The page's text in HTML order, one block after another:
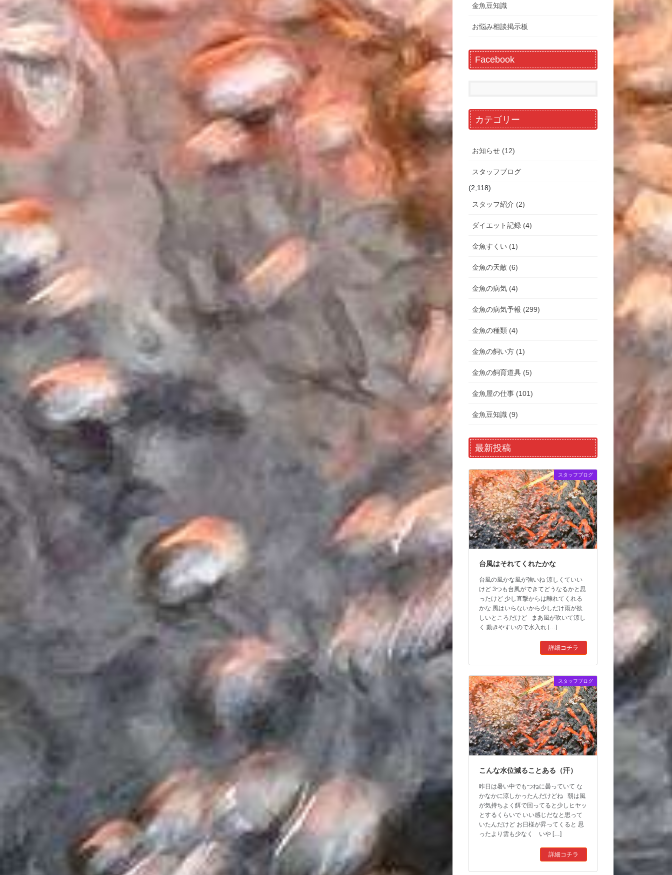
金魚豆知識
お悩み相談掲示板
Facebook
カテゴリー
お知らせ (12)
スタッフブログ
(2,118)
スタッフ紹介 (2)
ダイエット記録 (4)
金魚すくい (1)
金魚の天敵 (6)
金魚の病気 (4)
金魚の病気予報 (299)
金魚の種類 (4)
金魚の飼い方 (1)
金魚の飼育道具 (5)
金魚屋の仕事 (101)
金魚豆知識 (9)
最新投稿
スタッフブログ
台風はそれてくれたかな
台風の風かな風が強いね 涼しくていい
けど 3つも台風ができてどうなるかと思
ったけど 少し直撃からは離れてくれる
かな 風はいらないから少しだけ雨が欲
しいところだけど まあ風が吹いて涼し
く 動きやすいので水入れ […]
詳細コチラ
スタッフブログ
こんな水位減ることある（汗）
昨日は暑い中でもつねに曇っていて な
かなかに涼しかったんだけどね 朝は風
が気持ちよく餌で回ってると少しヒヤッ
とするくらいで いい感じだなと思って
いたんだけど お日様が昇ってくると 思
ったより雲も少なく いや […]
詳細コチラ